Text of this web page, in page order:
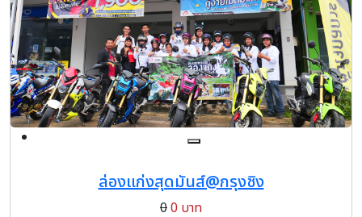
ล่องแก่งสุดมันส์@กรุงชิง
00 บาท